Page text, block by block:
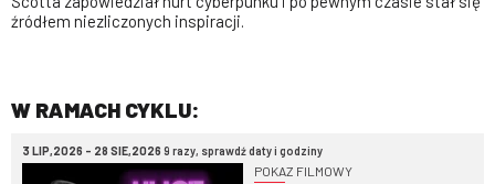
źródłem niezliczonych inspiracji.
W RAMACH CYKLU:
3 LIP,2026 - 28 SIE,2026 9 razy, sprawdź daty i godziny
POKAZ FILMOWY